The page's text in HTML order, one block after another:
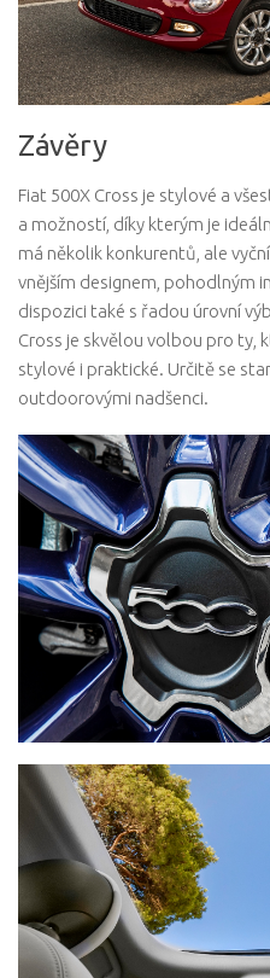
Závěry
Fiat 500X Cross je stylové a
a možností, díky kterým je
má několik konkurentů, ale
vnějším designem, pohodlným
dispozici také s řadou úrovní
Cross je skvělou volbou pro ty,
stylové i praktické. Určitě se
outdoorovými nadšenci.